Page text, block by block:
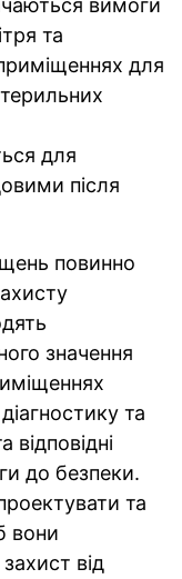
вимоги
та
для
для
після
повинно
значення
та
відповідні
до безпеки.
та
вони
від